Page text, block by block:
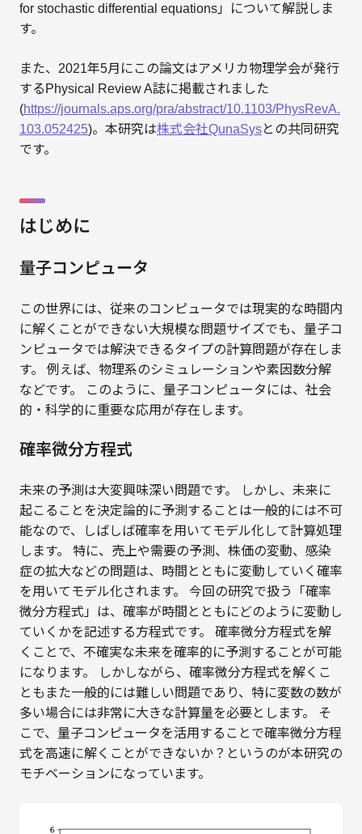
for stochastic differential equations」について解説しま
す。
また、2021年5月にこの論文はアメリカ物理学会が発行
するPhysical Review A誌に掲載されました
(https://journals.aps.org/pra/abstract/10.1103/PhysRevA.
103.052425)。本研究は株式会社QunaSysとの共同研究
です。
はじめに
量子コンピュータ
この世界には、従来のコンピュータでは現実的な時間内
に解くことができない大規模な問題サイズでも、量子コ
ンピュータでは解決できるタイプの計算問題が存在しま
す。 例えば、物理系のシミュレーションや素因数分解
などです。 このように、量子コンピュータには、社会
的・科学的に重要な応用が存在します。
確率微分方程式
未来の予測は大変興味深い問題です。 しかし、未来に
起こることを決定論的に予測することは一般的には不可
能なので、しばしば確率を用いてモデル化して計算処理
します。 特に、売上や需要の予測、株価の変動、感染
症の拡大などの問題は、時間とともに変動していく確率
を用いてモデル化されます。 今回の研究で扱う「確率
微分方程式」は、確率が時間とともにどのように変動し
ていくかを記述する方程式です。 確率微分方程式を解
くことで、不確実な未来を確率的に予測することが可能
になります。 しかしながら、確率微分方程式を解くこ
ともまた一般的には難しい問題であり、特に変数の数が
多い場合には非常に大きな計算量を必要とします。 そ
こで、量子コンピュータを活用することで確率微分方程
式を高速に解くことができないか？というのが本研究の
モチベーションになっています。